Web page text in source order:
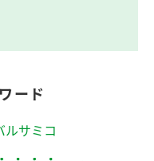
ード
ルサミコ